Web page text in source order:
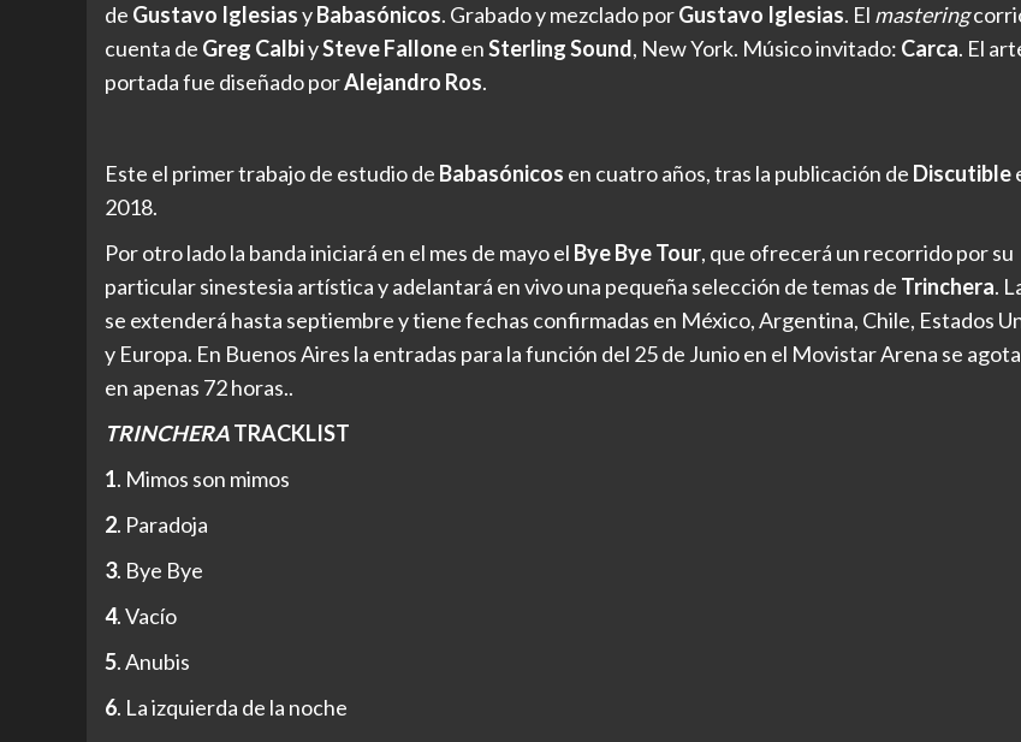
de Gustavo IglesiasyBabasónicos. Grabado y mezclado porGustavo Iglesias. El mastering
cuenta de Greg CalbiySteve FalloneenSterling Sound, New York. Músico invitado: Carca. El
portada fue diseñado porAlejandro Ros.
Este el primer trabajo de estudio de Babasónicos en cuatro años, tras la publicación de Discutible
2018.
Por otro lado la banda iniciará en el mes de mayo el Bye Bye Tour, que ofrecerá un recorrido por su
particular sinestesia artística y adelantará en vivo una pequeña selección de temas de Trinchera.
se extenderá hasta septiembre y tiene fechas confirmadas en México, Argentina, Chile, Estados
y Europa. En Buenos Aires la entradas para la función del 25 de Junio en el Movistar Arena se
en apenas 72 horas..
TRINCHERATRACKLIST
1. Mimos son mimos
2. Paradoja
3. Bye Bye
4. Vacío
5. Anubis
6. La izquierda de la noche